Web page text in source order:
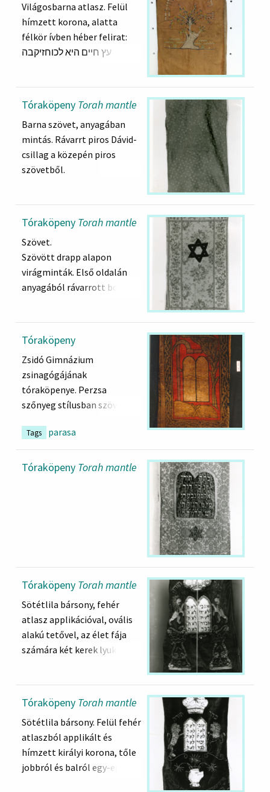
Világosbarna atlasz. Felül
hímzett korona, alatta
félkör ívben héber felirat:
עץ חיים היא לכוחזיקבה
Tóraköpeny Torah mantle
Barna szövet, anyagában
mintás. Rávarrt piros Dávid-
csillag a közepén piros
szövetből.
Tóraköpeny Torah mantle
Szövet.
Szövött drapp alapon
virágminták. Első oldalán
anyagából rávarrott bordűr,
Tóraköpeny
Zsidó Gimnázium
zsinagógájának
tóraköpenye. Perzsa
szőnyeg stílusban szövött.
kettős kőtábla, mellette
jobbról sudár fa, balról
mezőgazdasági eszközök.
A Pesti Hitközség
Reálgimnáziumának
Zsinagógája részére. Chájá
Sara asszony, Jehuda ben
Elézer Elek felesége a 688 -ik
évben (5688=1928)
Gyuláné
Tags parasa
Tóraköpeny Torah mantle
Tóraköpeny Torah mantle
Sötétlila bársony, fehér
atlasz applikációval, ovális
alakú tetővel, az élet fája
számára két kerek lyukkal. A
applikáció, flitterrel
díszítve, talán koronát
ábrázol. Mellette jobbról-
balról egy-egy hímzett,
héber szó:
כתר תורה) כתר) = A Tóra
Tóraköpeny Torah mantle
Sötétlila bársony. Felül fehér
atlaszból applikált és
hímzett királyi korona, tőle
jobbról és balról egy-egy